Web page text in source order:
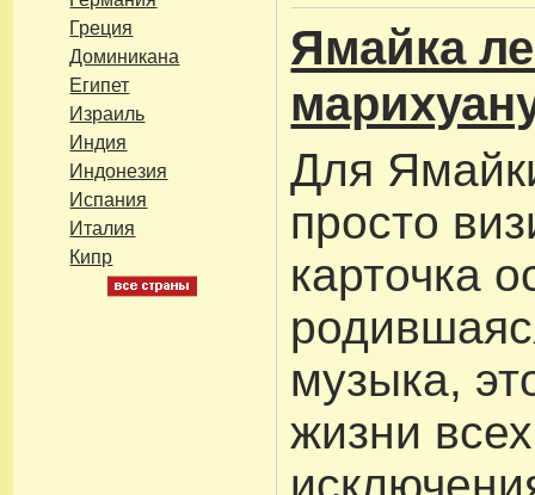
Греция
Доминикана
Египет
Израиль
Индия
Индонезия
Испания
Италия
Кипр
Ямайка
Для
просто
карточка
музыка,
жизни